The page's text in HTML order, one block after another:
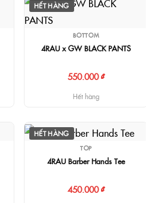
HẾT HÀNG
BOTTOM
4RAU x GW BLACK PANTS
550.000 ₫
Hết hàng
HẾT HÀNG
TOP
4RAU Barber Hands Tee
450.000 ₫